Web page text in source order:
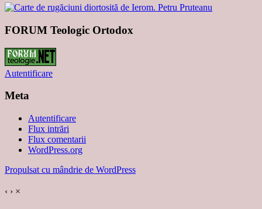
FORUM Teologic Ortodox
Autentificare
Meta
Autentificare
Flux intrări
Flux comentarii
WordPress.org
Propulsat cu mândrie de WordPress
‹ › ×